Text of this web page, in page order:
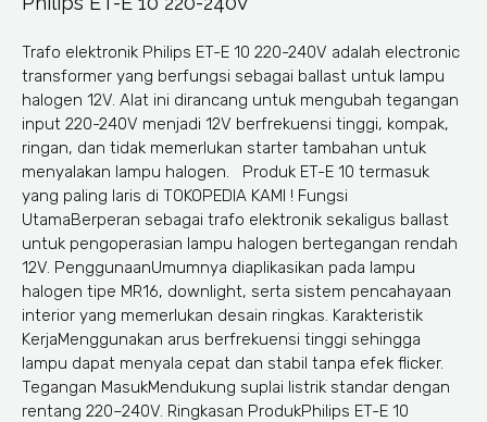
Trafo elektronik Philips ET-E 10 220-240V adalah electronic
transformer yang berfungsi sebagai ballast untuk lampu
halogen 12V. Alat ini dirancang untuk mengubah tegangan
input 220-240V menjadi 12V berfrekuensi tinggi, kompak,
ringan, dan tidak memerlukan starter tambahan untuk
menyalakan lampu halogen. Produk ET-E 10 termasuk
yang paling laris di TOKOPEDIA KAMI ! Fungsi
UtamaBerperan sebagai trafo elektronik sekaligus ballast
untuk pengoperasian lampu halogen bertegangan rendah
12V. PenggunaanUmumnya diaplikasikan pada lampu
halogen tipe MR16, downlight, serta sistem pencahayaan
interior yang memerlukan desain ringkas. Karakteristik
KerjaMenggunakan arus berfrekuensi tinggi sehingga
lampu dapat menyala cepat dan stabil tanpa efek flicker.
Tegangan MasukMendukung suplai listrik standar dengan
rentang 220–240V. Ringkasan ProdukPhilips ET-E 10